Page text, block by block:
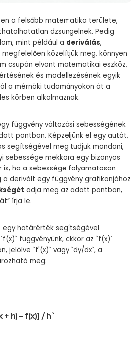
a felsőbb matematika területe,
dzsungelnek. Pedig
mint például a deriválás,
megfelelően közelítjük meg, könnyen
csupán elvont matematikai eszköz,
és modellezésének egyik
a mérnöki tudományokon át a
körben alkalmaznak.
függvény változási sebességének
pontban. Képzeljünk el egy autót,
segítségével meg tudjuk mondani,
sebessége mekkora egy bizonyos
is, ha a sebessége folyamatosan
a derivált egy függvény grafikonjához
adja meg az adott pontban,
írja le.
egy határérték segítségével
függvényünk, akkor az `f(x)`
jelölve `f'(x)` vagy `dy/dx`, a
meg:
+ h) – f(x)] / h`